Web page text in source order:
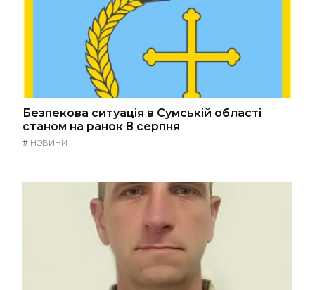
Безпекова ситуація в Сумській області
станом на ранок 8 серпня
# НОВИНИ